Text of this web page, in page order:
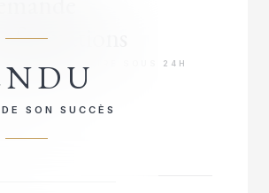
SON SUCCÈS
PRIORITAIRE SOUS 24H
COMPLET